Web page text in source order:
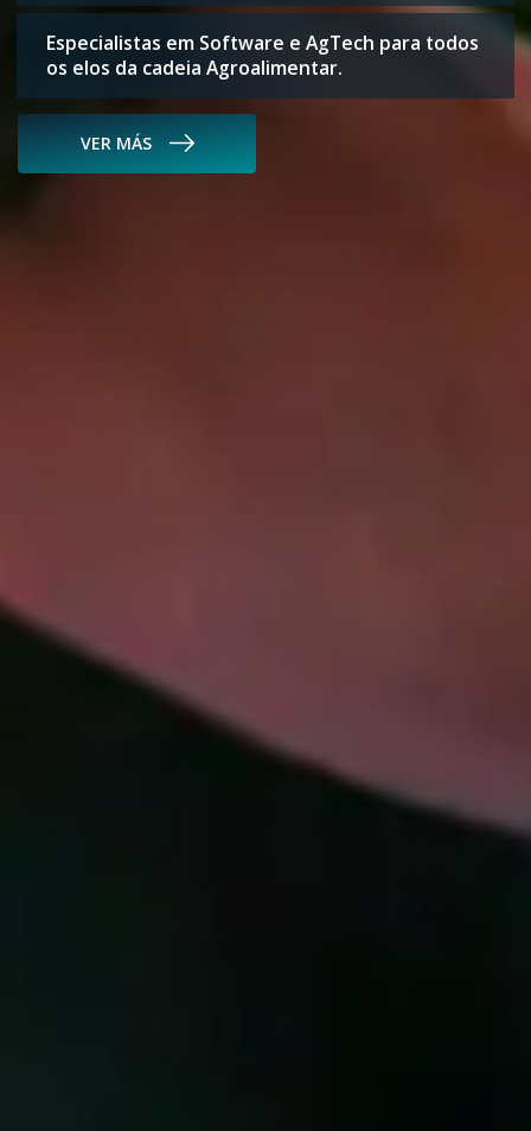
Especialistas em Software e AgTech para todos
os elos da cadeia Agroalimentar.
VER MÁS